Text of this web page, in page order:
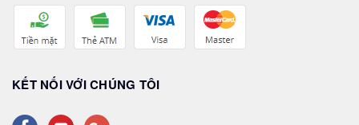
KẾT NỐI VỚI CHÚNG TÔI